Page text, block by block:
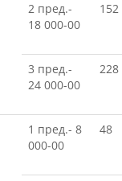
2 пред.-
18 000-00
152
3 пред.-
24 000-00
228
1 пред.- 8
000-00
48